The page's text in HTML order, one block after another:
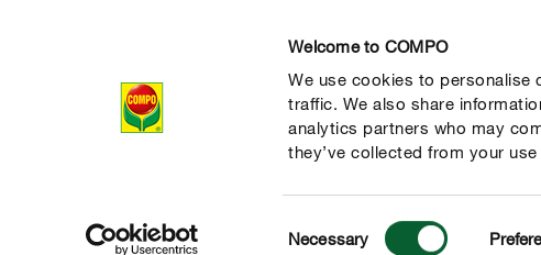
Welcome to COMPO
We use cookies to personalise
traffic. We also share
analytics partners who may
they’ve collected from your
Selection
Necessary
Producten Advies
COMPOAdvies Ziekten & plagen Witte vlieg